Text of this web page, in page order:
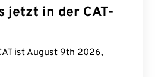
jetzt in der CAT-
ist August 9th 2026,